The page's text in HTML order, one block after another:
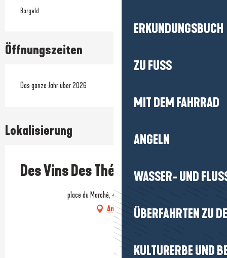
ERKUNDUNGSBUCH
ZU FUSS
MIT DEM FAHRRAD
ANGELN
WASSER- UND
ÜBERFAHRTEN ZU
KULTURERBE UND
Bargeld
Öffnungszeiten
Das ganze Jahr über 2026
Lokalisierung
Des Vins Des Thés
place du Marché, 44420 La Turballe
Anfahrt